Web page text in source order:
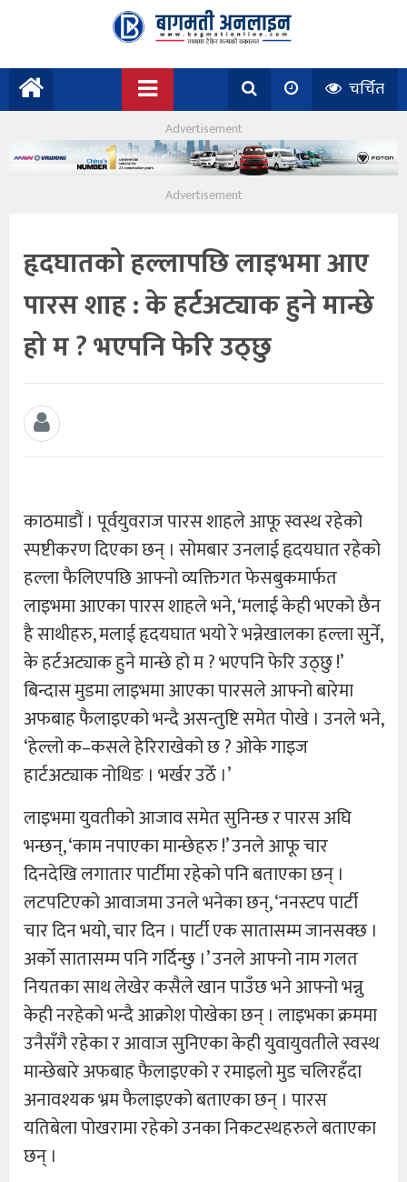
चर्चित
हृदघातको हल्लापछि लाइभमा आए
पारस शाह : के हर्टअट्याक हुने मान्छे
हो म ? भएपनि फेरि उठ्छु
काठमाडौं । पूर्वयुवराज पारस शाहले आफू स्वस्थ रहेको
स्पष्टीकरण दिएका छन् । सोमबार उनलाई हृदयघात रहेको
हल्ला फैलिएपछि आफ्नो व्यक्तिगत फेसबुकमार्फत
लाइभमा आएका पारस शाहले भने, ‘मलाई केही भएको छैन
है साथीहरु, मलाई हृदयघात भयो रे भन्नेखालका हल्ला सुनेँ,
के हर्टअट्याक हुने मान्छे हो म ? भएपनि फेरि उठ्छु !’
बिन्दास मुडमा लाइभमा आएका पारसले आफ्नो बारेमा
अफबाह फैलाइएको भन्दै असन्तुष्टि समेत पोखे । उनले भने,
‘हेल्लो क–कसले हेरिराखेको छ ? ओके गाइज
हार्टअट्याक नोथिङ । भर्खर उठेँ ।’
लाइभमा युवतीको आजाव समेत सुनिन्छ र पारस अघि
भन्छन्, ‘काम नपाएका मान्छेहरु !’ उनले आफू चार
दिनदेखि लगातार पार्टीमा रहेको पनि बताएका छन् ।
लटपटिएको आवाजमा उनले भनेका छन्, ‘ननस्टप पार्टी
चार दिन भयो, चार दिन । पार्टी एक सातासम्म जानसक्छ ।
अर्को सातासम्म पनि गर्दिन्छु ।’ उनले आफ्नो नाम गलत
नियतका साथ लेखेर कसैले खान पाउँछ भने आफ्नो भन्नु
केही नरहेको भन्दै आक्रोश पोखेका छन् । लाइभका क्रममा
उनैसँगै रहेका र आवाज सुनिएका केही युवायुवतीले स्वस्थ
मान्छेबारे अफबाह फैलाइएको र रमाइलो मुड चलिरहँदा
अनावश्यक भ्रम फैलाइएको बताएका छन् । पारस
यतिबेला पोखरामा रहेको उनका निकटस्थहरुले बताएका
छन् ।